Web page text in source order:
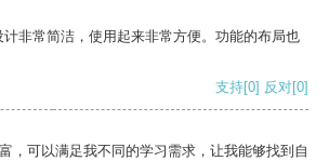
非常简洁，使用起来非常方便。功能的布局也
支持[0] 反对[0]
，可以满足我不同的学习需求，让我能够找到自